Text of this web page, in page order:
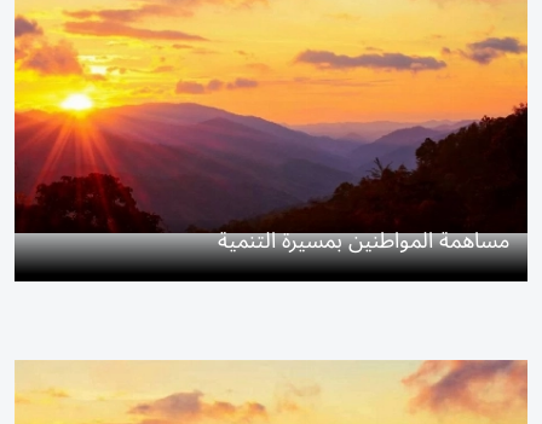
مساهمة المواطنين بمسيرة التنمية